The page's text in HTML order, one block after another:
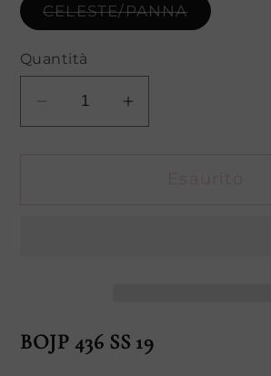
CELESTE/PANNAVariante
esaurita
Quantità
DiminuisciAumenta
BOJP 436 SS 19